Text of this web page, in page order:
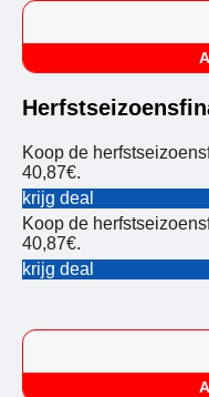
Koop de
40,87€.
krijg deal
Koop de
40,87€.
krijg deal